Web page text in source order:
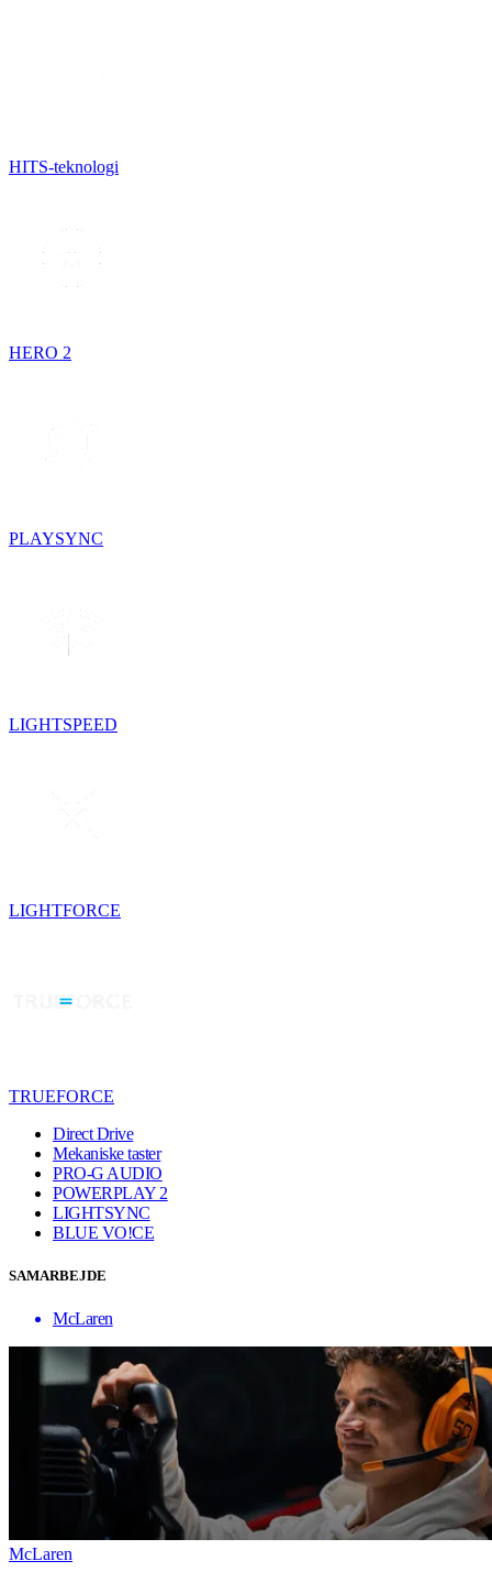
HITS-teknologi
HERO 2
PLAYSYNC
LIGHTSPEED
LIGHTFORCE
TRUEFORCE
Direct Drive
Mekaniske taster
PRO-G AUDIO
POWERPLAY 2
LIGHTSYNC
BLUE VO!CE
SAMARBEJDE
McLaren
McLaren